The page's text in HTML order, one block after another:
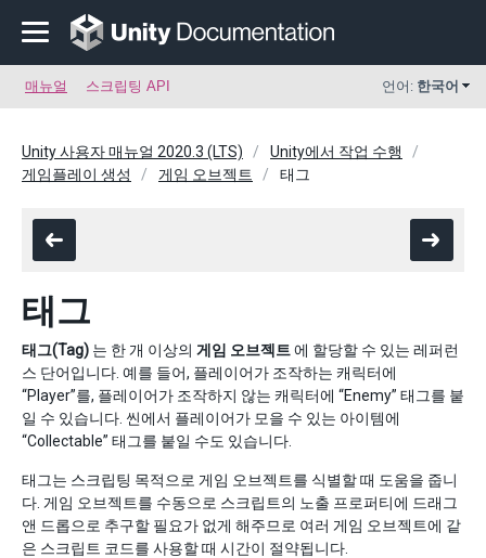
매뉴얼 스크립팅 API 언어: 한국어
Unity 사용자 매뉴얼 2020.3 (LTS)
Unity에서 작업 수행
게임플레이 생성
게임 오브젝트 태그
태그
태그(Tag) 는 한 개 이상의 게임 오브젝트에 할당할 수 있는 레퍼런
스 단어입니다. 예를 들어, 플레이어가 조작하는 캐릭터에
“Player”를, 플레이어가 조작하지 않는 캐릭터에 “Enemy” 태그를 붙
일 수 있습니다. 씬에서 플레이어가 모을 수 있는 아이템에
“Collectable” 태그를 붙일 수도 있습니다.
태그는 스크립팅 목적으로 게임 오브젝트를 식별할 때 도움을 줍니
다. 게임 오브젝트를 수동으로 스크립트의 노출 프로퍼티에 드래그
앤 드롭으로 추구할 필요가 없게 해주므로 여러 게임 오브젝트에 같
은 스크립트 코드를 사용할 때 시간이 절약됩니다.